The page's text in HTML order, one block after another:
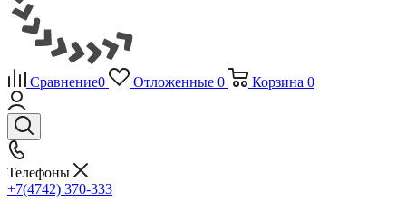
Сравнение0 Отложенные 0 Корзина 0
Телефоны
+7(4742) 370-333